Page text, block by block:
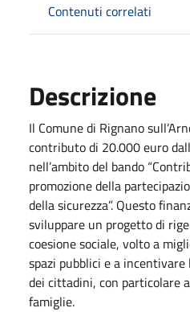
Contenuti correlati
Descrizione
Il Comune di Rignano
contributo di 20.000 euro
nell’ambito del bando
promozione della
della sicurezza”. Questo
sviluppare un progetto di
coesione sociale, volto a
spazi pubblici e a
dei cittadini, con particolare
famiglie.